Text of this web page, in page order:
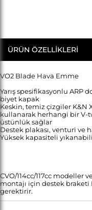
ÜRÜN ÖZELLIKLERI
VO2 Blade Hava Emme
Yarış spesifikasyonlu ARP
biyet kapak
Keskin, temiz çizgiler K&N
kullanarak herhangi bir V-
üstünlük sağlar
Destek plakası, venturi ve
Yüksek kapasiteli
CVO/114cc/117cc modeller
montajı için destek
gerektirir.